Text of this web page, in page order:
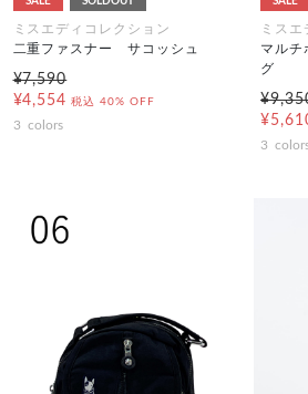
ミスエディコレクション
二重ファスナー サコッシュ
¥7,590
¥4,554 税込 40% OFF
3 colors
ミスエ
マル
グ
3